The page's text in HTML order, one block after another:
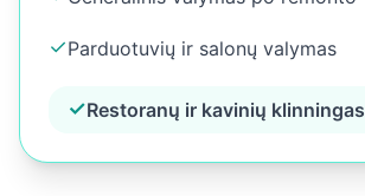
✓Parduotuvių ir salonų valymas
✓Restoranų ir kavinių klinningas